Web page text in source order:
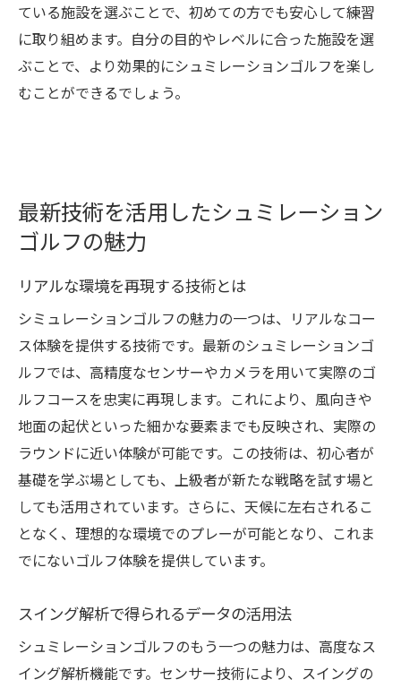
ている施設を選ぶことで、初めての方でも安心して練習
に取り組めます。自分の目的やレベルに合った施設を選
ぶことで、より効果的にシュミレーションゴルフを楽し
むことができるでしょう。
最新技術を活用したシュミレーション
ゴルフの魅力
リアルな環境を再現する技術とは
シミュレーションゴルフの魅力の一つは、リアルなコー
ス体験を提供する技術です。最新のシュミレーションゴ
ルフでは、高精度なセンサーやカメラを用いて実際のゴ
ルフコースを忠実に再現します。これにより、風向きや
地面の起伏といった細かな要素までも反映され、実際の
ラウンドに近い体験が可能です。この技術は、初心者が
基礎を学ぶ場としても、上級者が新たな戦略を試す場と
しても活用されています。さらに、天候に左右されるこ
となく、理想的な環境でのプレーが可能となり、これま
でにないゴルフ体験を提供しています。
スイング解析で得られるデータの活用法
シュミレーションゴルフのもう一つの魅力は、高度なス
イング解析機能です。センサー技術により、スイングの